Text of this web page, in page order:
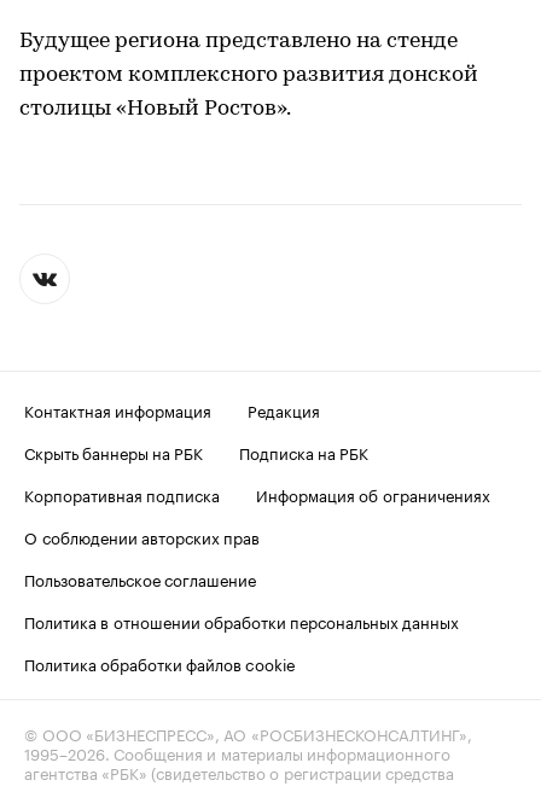
Будущее региона представлено на стенде
проектом комплексного развития донской
столицы «Новый Ростов».
Контактная информация
Редакция
Скрыть баннеры на РБК
Подписка на РБК
Корпоративная подписка
Информация об ограничениях
О соблюдении авторских прав
Пользовательское соглашение
Политика в отношении обработки персональных данных
Политика обработки файлов cookie
© ООО «БИЗНЕСПРЕСС», АО «РОСБИЗНЕСКОНСАЛТИНГ»,
1995–2026 . Сообщения и материалы информационного
агентства «РБК» (свидетельство о регистрации средства